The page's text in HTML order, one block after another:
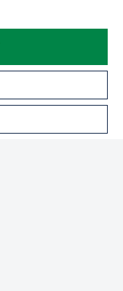
設定を管理する